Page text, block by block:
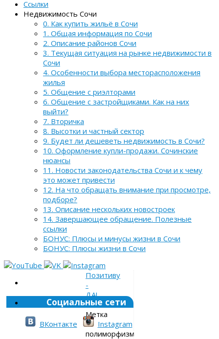
Ссылки
Недвижимость Сочи
0. Как купить жильё в Сочи
1. Общая информация по Сочи
2. Описание районов Сочи
3. Текущая ситуация на рынке недвижимости в
Сочи
4. Особенности выбора месторасположения
жилья
5. Общение с риэлторами
6. Общение с застройщиками. Как на них
выйти?
7. Вторичка
8. Высотки и частный сектор
9. Будет ли дешеветь недвижимость в Сочи?
10. Оформление купли-продажи. Сочинские
нюансы
11. Новости законодательства Сочи и к чему
это может привести
12. На что обращать внимание при просмотре,
подборе?
13. Описание нескольких новостроек
14. Завершающее обращение. Полезные
ссылки
БОНУС: Плюсы и минусы жизни в Сочи
БОНУС: Плюсы жизни в Сочи
Позитиву
-
ДА!
»
Метка
»
полиморфизм
Социальные сети
ВКонтакте Instagram